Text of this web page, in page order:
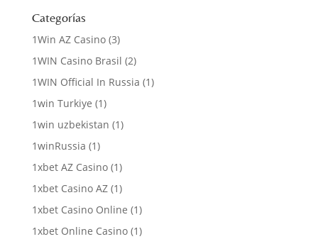
Categorías
1Win AZ Casino(3)
1WIN Casino Brasil (2)
1WIN Official In Russia (1)
1win Turkiye (1)
1win uzbekistan (1)
1winRussia (1)
1xbet AZ Casino(1)
1xbet Casino AZ(1)
1xbet Casino Online (1)
1xbet Online Casino(1)